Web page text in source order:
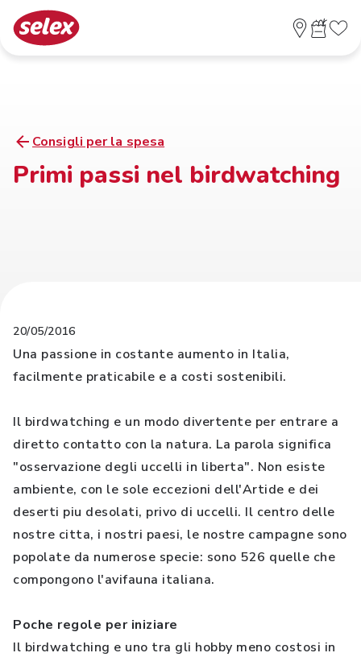
Consigli per la spesa
Primi passi nel birdwatching
20/05/2016
Una passione in costante aumento in Italia,
facilmente praticabile e a costi sostenibili.
Il birdwatching e un modo divertente per entrare a
diretto contatto con la natura. La parola significa
"osservazione degli uccelli in liberta". Non esiste
ambiente, con le sole eccezioni dell'Artide e dei
deserti piu desolati, privo di uccelli. Il centro delle
nostre citta, i nostri paesi, le nostre campagne sono
popolate da numerose specie: sono 526 quelle che
compongono l'avifauna italiana.
Poche regole per iniziare
Il birdwatching e uno tra gli hobby meno costosi in